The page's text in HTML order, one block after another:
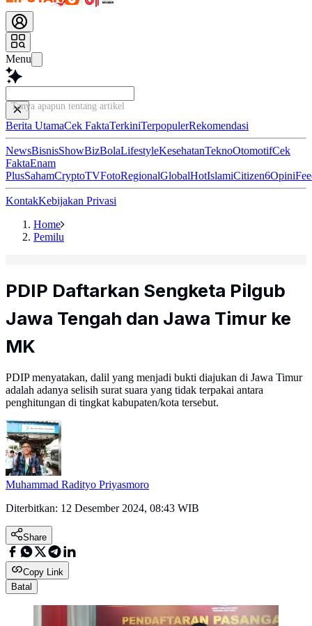
Menu
Tanya apapun tentang artikel ini...
Berita UtamaCek FaktaTerkiniTerpopulerRekomendasi
NewsBisnisShowBizBolaLifestyleKesehatanTeknoOtomotifCek
FaktaEnam
PlusSahamCryptoTVFotoRegionalGlobalHotIslamiCitizen6Opini
KontakKebijakan Privasi
Home
Pemilu
PDIP Daftarkan Sengketa Pilgub
Jawa Tengah dan Jawa Timur ke
MK
PDIP menyatakan, dalil yang menjadi bukti diajukan di Jawa Timur
adalah adanya selisih surat suara yang tidak terpakai antara
penghitungan di tingkat kabupaten/kota tersebut.
Muhammad Radityo Priyasmoro
Diterbitkan: 12 Desember 2024, 08:43 WIB
Share
Copy Link
Batal